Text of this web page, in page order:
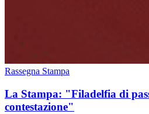
Rassegna Stampa
La Stampa: "Filadelfia di
contestazione"